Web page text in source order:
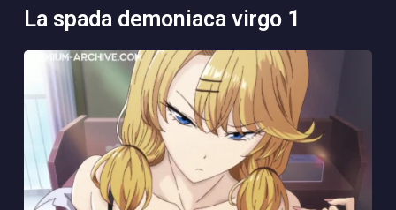
la spada demoniaca virgo 1